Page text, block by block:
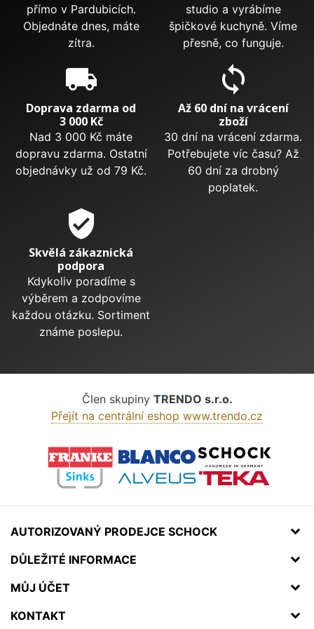
přímo v Pardubicích.
Objednáte dnes, máte
zítra.
studio a vyrábíme
špičkové kuchyně. Víme
přesně, co funguje.
local_shipping
Doprava zdarma od
3 000 Kč
Nad 3 000 Kč máte
dopravu zdarma. Ostatní
objednávky už od 79 Kč.
sync
Až 60 dní na vrácení
zboží
30 dní na vrácení zdarma.
Potřebujete víc času? Až
60 dní za drobný
poplatek.
verified_user
Skvělá zákaznická
podpora
Kdykoliv poradíme s
výběrem a zodpovíme
každou otázku. Sortiment
známe poslepu.
Člen skupiny TRENDO s.r.o.
Přejít na centrální eshop www.trendo.cz
AUTORIZOVANÝ PRODEJCE SCHOCK
DŮLEŽITÉ INFORMACE
MŮJ ÚČET
KONTAKT